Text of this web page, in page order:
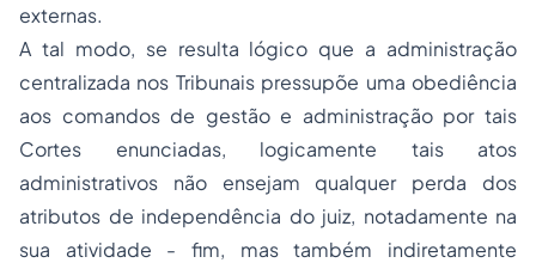
externas.
A tal modo, se resulta lógico que a administração
centralizada nos Tribunais pressupõe uma obediência
aos comandos de gestão e administração por tais
Cortes enunciadas, logicamente tais atos
administrativos não ensejam qualquer perda dos
atributos de independência do juiz, notadamente na
sua atividade - fim, mas também indiretamente